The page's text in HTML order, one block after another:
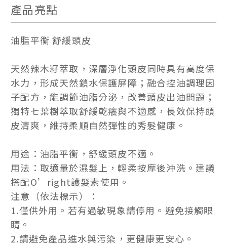
產品亮點
油脂平衡 舒緩頭皮
天然辣木籽萃取，深層淨化頭皮同時具有高度保
水力，形成天然鎖水保護屏障；融合控油調理因
子配方，能調節油脂分泌，改善頭皮出油問題；
獨特七葉樹萃取舒緩乾癢與不適感，長效保持頭
皮清爽，維持柔順自然彈性的秀髮健康。
用途：油脂平衡，舒緩頭皮不適。
用法：取適量於濕髮上，輕柔按摩後沖洗。建議
搭配O’right護髮素使用。
注意（依法標示）：
1.僅供外用。若有過敏現象請停用。避免接觸眼
睛。
2.請避免產品進水與污染，更健康更安心。